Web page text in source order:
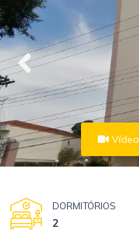
Vídeo
DORMITÓRIOS
2